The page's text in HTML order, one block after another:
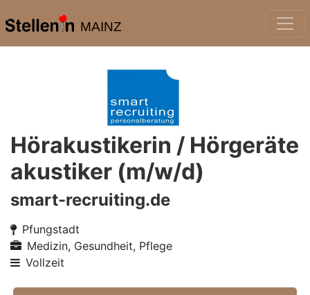
MAINZ
Hörakustikerin / Hörgeräte
akustiker (m/w/d)
smart-recruiting.de
Pfungstadt
Medizin, Gesundheit, Pflege
Vollzeit